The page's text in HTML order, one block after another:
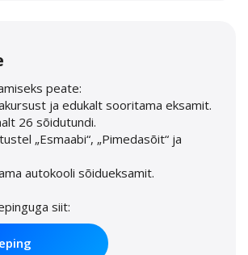
peate:
ja edukalt sooritama eksamit.
26 sõidutundi.
„Esmaabi“, „Pimedasõit“ ja
autokooli sõidueksamit.
siit: